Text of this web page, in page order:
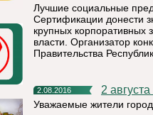
Лучшие социальные
Сертификации донести
крупных корпоративных
власти. Организатор
Правительства
2.08.2016 2
Уважаемые жители